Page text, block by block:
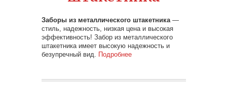
Заборы из металлического штакетника—
стиль, надежность, низкая цена и высокая
эффективность! Забор из металлического
штакетника имеет высокую надежность и
безупречный вид. Подробнее